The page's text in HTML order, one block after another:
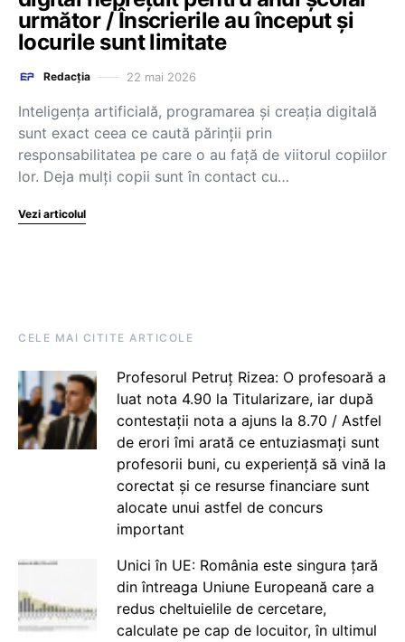
următor / Înscrierile au început și
locurile sunt limitate
Redacția 22 mai 2026
Inteligența artificială, programarea și creația digitală
sunt exact ceea ce caută părinții prin
responsabilitatea pe care o au față de viitorul copiilor
lor. Deja mulți copii sunt în contact cu…
Vezi articolul
CELE MAI CITITE ARTICOLE
Profesorul Petruț Rizea: O profesoară a
luat nota 4.90 la Titularizare, iar după
contestații nota a ajuns la 8.70 / Astfel
de erori îmi arată ce entuziasmați sunt
profesorii buni, cu experiență să vină la
corectat și ce resurse financiare sunt
alocate unui astfel de concurs
important
Unici în UE: România este singura țară
din întreaga Uniune Europeană care a
redus cheltuielile de cercetare,
calculate pe cap de locuitor, în ultimul